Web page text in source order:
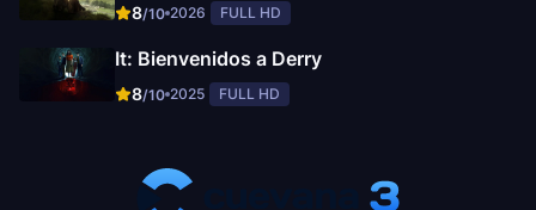
8/10 2026 FULL HD
It: Bienvenidos a Derry
8/10 2025 FULL HD